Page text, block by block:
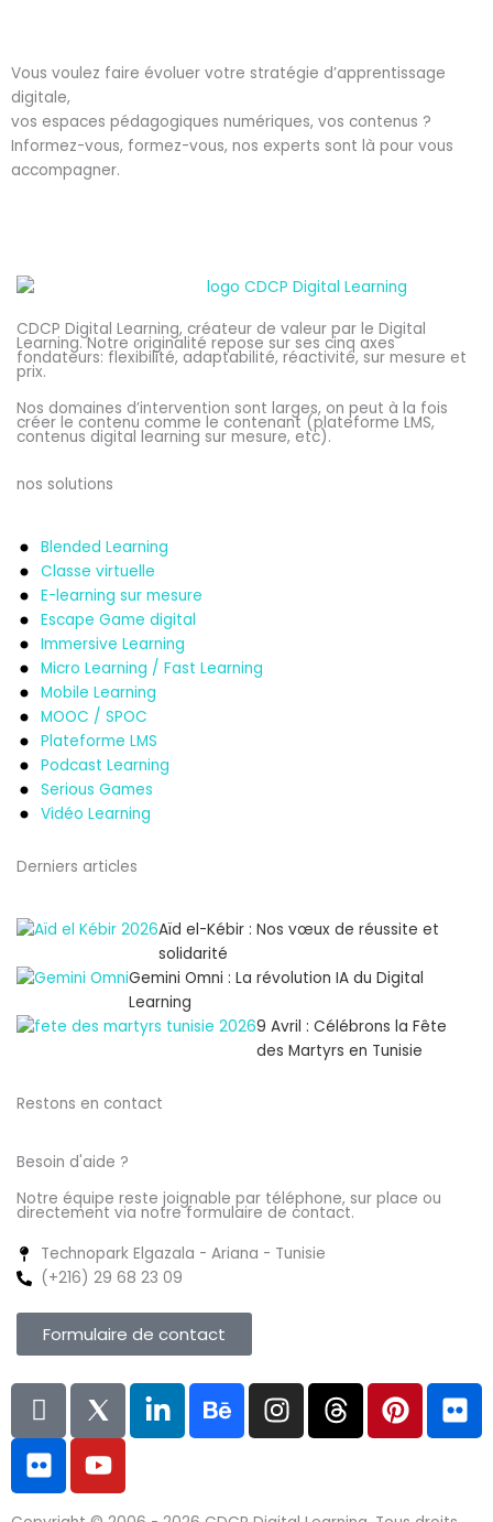
Vous voulez faire évoluer votre stratégie d’apprentissage
digitale,
vos espaces pédagogiques numériques, vos contenus ?
Informez-vous, formez-vous, nos experts sont là pour vous
accompagner.
CDCP Digital Learning, créateur de valeur par le Digital
Learning. Notre originalité repose sur ses cinq axes
fondateurs: flexibilité, adaptabilité, réactivité, sur mesure et
prix.
Nos domaines d’intervention sont larges, on peut à la fois
créer le contenu comme le contenant (plateforme LMS,
contenus digital learning sur mesure, etc).
nos solutions
Blended Learning
Classe virtuelle
E-learning sur mesure
Escape Game digital
Immersive Learning
Micro Learning / Fast Learning
Mobile Learning
MOOC / SPOC
Plateforme LMS
Podcast Learning
Serious Games
Vidéo Learning
Derniers articles
Aïd el-Kébir : Nos vœux de réussite et
solidarité
Gemini Omni : La révolution IA du Digital
Learning
9 Avril : Célébrons la Fête
des Martyrs en Tunisie
Restons en contact
Besoin d'aide ?
Notre équipe reste joignable par téléphone, sur place ou
directement via notre formulaire de contact.
Technopark Elgazala - Ariana - Tunisie
(+216) 29 68 23 09
Formulaire de contact
L
n
i
-
f
I
c
o
n
s
L
i
n
e
B
e
h
I
n
s
a
T
h
r
a
P
i
n
F
l
i
F
l
i
c
k
Y
o
u
t
u